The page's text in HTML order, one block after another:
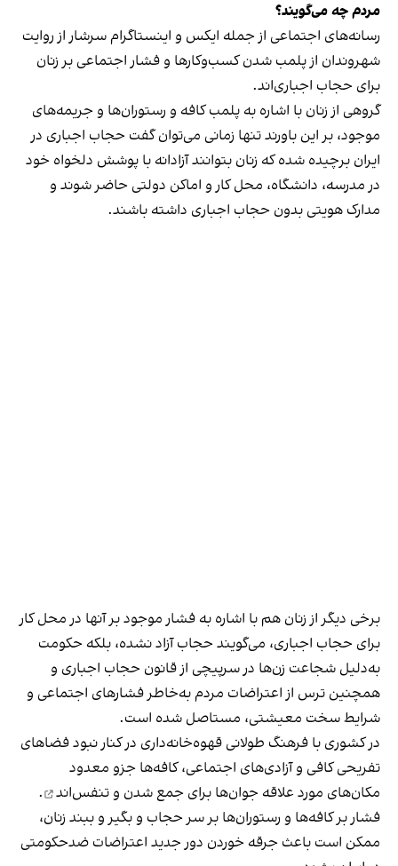
مردم چه می‌گویند؟
رسانه‎‌های اجتماعی از جمله ایکس و اینستاگرام سرشار از روایت
شهروندان از پلمب شدن کسب‌وکارها و فشار اجتماعی بر زنان
برای حجاب اجباری‌اند.
گروهی از زنان با اشاره به پلمب کافه و رستوران‌ها و جریمه‌های
موجود، بر این باورند تنها زمانی می‌توان گفت حجاب اجباری در
ایران برچیده شده که زنان بتوانند آزادانه با پوشش دلخواه خود
در مدرسه، دانشگاه، محل کار و اماکن دولتی حاضر شوند و
مدارک هویتی بدون حجاب اجباری داشته باشند.
برخی دیگر از زنان هم با اشاره به فشار موجود بر آنها در محل کار
برای حجاب اجباری، می‌گویند حجاب آزاد نشده، بلکه حکومت
به‌دلیل شجاعت زن‌ها در سرپیچی از قانون حجاب اجباری و
همچنین ترس از اعتراضات مردم به‌خاطر فشارهای اجتماعی و
شرایط سخت معیشتی، مستاصل شده است.
در کشوری با فرهنگ طولانی قهوه‌‌خانه‌داری در کنار نبود فضاهای
تفریحی کافی و آزادی‌های اجتماعی، کافه‌ها جزو معدود
مکان‌های مورد علاقه جوان‌ها برای جمع شدن و تنفس‌اند
.
فشار بر کافه‌ها و رستوران‌ها بر سر حجاب و بگیر و ببند زنان،
ممکن است باعث جرقه خوردن دور جدید اعتراضات ضدحکومتی